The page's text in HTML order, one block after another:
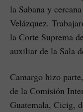
la Sabana y
Velázquez.
la Corte Suprema
auxiliar de la Sala
Camargo hizo
de la Comisión
Guatemala, Cicig,